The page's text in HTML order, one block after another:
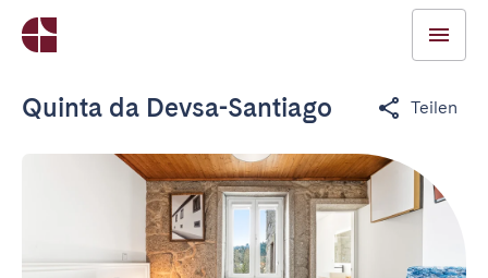
Quinta da Devsa-Santiago Teilen